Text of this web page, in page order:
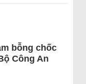
bỗng chốc
Công An